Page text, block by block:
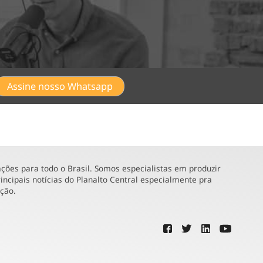
Assine nosso Whatsapp
para todo o Brasil. Somos especialistas em produzir
notícias do Planalto Central especialmente pra